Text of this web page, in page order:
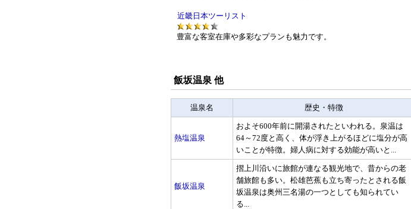
近畿日本ツーリスト
豊富な客室在庫や多彩なプランも魅力です。
飯坂温泉 他
温泉名 歴史・特徴
熱塩温泉
およそ600年前に開湯されたといわれる。泉温は
64～72度と高く、体が浮き上がるほどに塩分が高
いことが特徴。婦人病に対する効能が高いと...
飯坂温泉
摺上川沿いに旅館が連なる観光地で、昔からの老
舗旅館も多い。松雄芭蕉も立ち寄ったとされる飯
坂温泉は奥州三名湯の一つとしても知られてい
る...